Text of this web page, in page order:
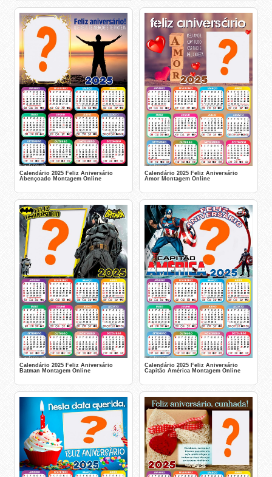
Calendário 2025 Feliz Aniversário
Abençoado Montagem Online
Calendário 2025 Feliz Aniversário
Amor Montagem Online
Calendário 2025 Feliz Aniversário
Batman Montagem Online
Calendário 2025 Feliz Aniversário
Capitão América Montagem Online